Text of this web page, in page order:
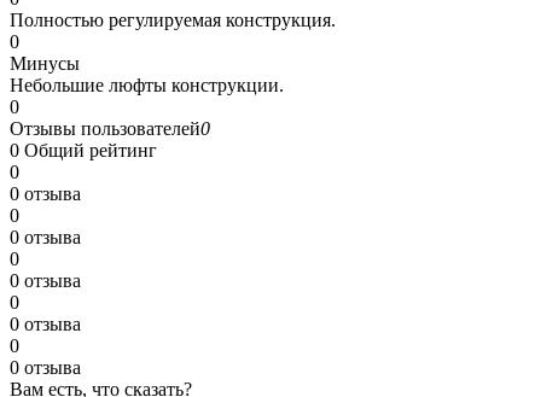
Полностью регулируемая конструкция.
0
Минусы
Небольшие люфты конструкции.
0
Отзывы пользователей0
0 Общий рейтинг
0
0 отзыва
0
0 отзыва
0
0 отзыва
0
0 отзыва
0
0 отзыва
Вам есть, что сказать?